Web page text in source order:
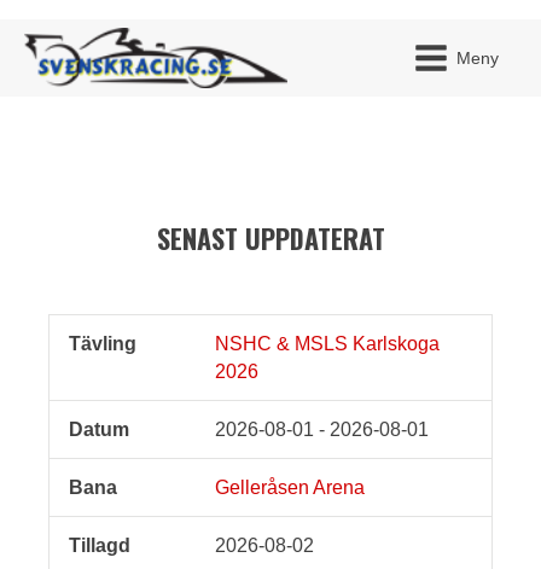
Meny
SENAST UPPDATERAT
Tävling Datum Bana Tillagd
NSHC & MSLS Karlskoga
2026
2026-08-01 - 2026-08-01
Gelleråsen Arena
2026-08-02